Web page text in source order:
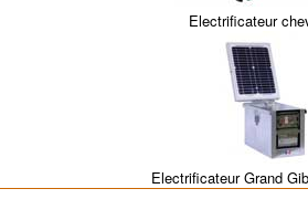
Electrificateur
Electrificateur Grand